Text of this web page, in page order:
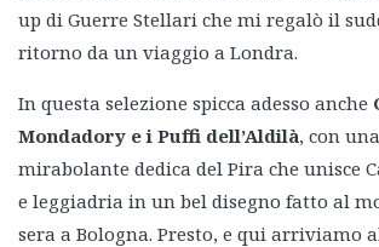
up di Guerre Stellari che mi regalò il
ritorno da un viaggio a Londra.
In questa selezione spicca adesso anche
Mondadory e i Puffi dell’Aldilà, con una
mirabolante dedica del Pira che unisce
e leggiadria in un bel disegno fatto al
sera a Bologna. Presto, e qui arriviamo